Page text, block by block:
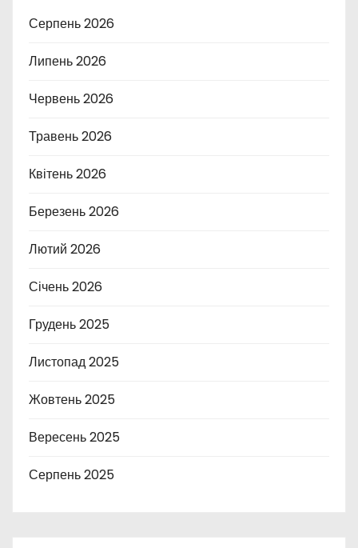
Серпень 2026
Липень 2026
Червень 2026
Травень 2026
Квітень 2026
Березень 2026
Лютий 2026
Січень 2026
Грудень 2025
Листопад 2025
Жовтень 2025
Вересень 2025
Серпень 2025